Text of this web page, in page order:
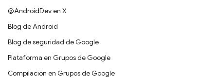
@AndroidDev en X
Blog de Android
Blog de seguridad de Google
Plataforma en Grupos de Google
Compilación en Grupos de Google